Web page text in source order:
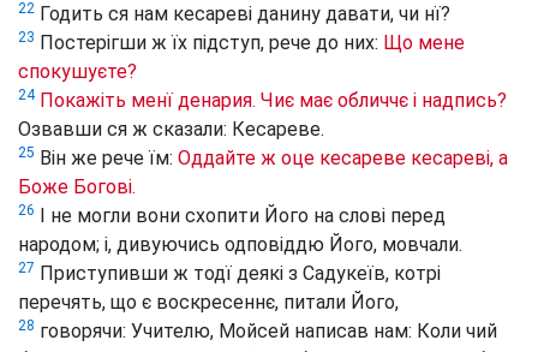
22 Годить ся нам кесареві данину давати, чи нї?
23 Постерігши ж їх підступ, рече до них: Що мене
спокушуєте?
24 Покажіть менї денария. Чиє має обличчє і надпись?
Озвавши ся ж сказали: Кесареве.
25 Він же рече їм: Оддайте ж оце кесареве кесареві, а
Боже Богові.
26
І не могли вони схопити Його на слові перед
народом; і, дивуючись одповіддю Його, мовчали.
27 Приступивши ж тодї деякі з Садукеїв, котрі
перечять, що є воскресеннє, питали Його,
28 говорячи: Учителю, Мойсей написав нам: Коли чий